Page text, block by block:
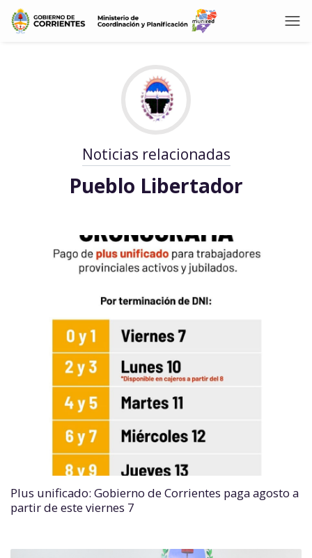
Noticias relacionadas
Pueblo Libertador
Plus unificado: Gobierno de Corrientes paga agosto a
partir de este viernes 7